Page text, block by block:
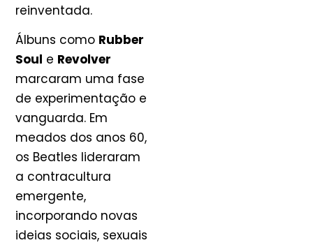
reinventada.
Álbuns como Rubber
Soul e Revolver
marcaram uma fase
de experimentação e
vanguarda. Em
meados dos anos 60,
os Beatles lideraram
a contracultura
emergente,
incorporando novas
ideias sociais, sexuais